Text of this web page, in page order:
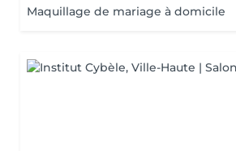
Maquillage de mariage à domicile